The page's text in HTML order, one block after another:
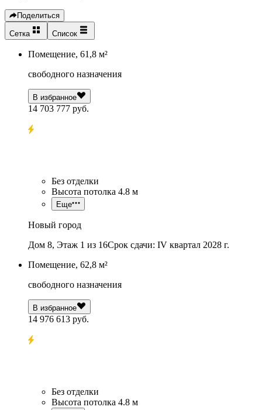
Поделиться
Сетка Список
Помещение, 61,8 м²
свободного назначения
В избранное
14 703 777 руб.
Без отделки
Высота потолка 4.8 м
Еще
Новый город
Дом 8, Этаж 1 из 16Срок сдачи: IV квартал 2028 г.
Помещение, 62,8 м²
свободного назначения
В избранное
14 976 613 руб.
Без отделки
Высота потолка 4.8 м